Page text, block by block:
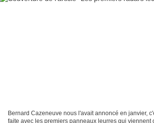
Bernard Cazeneuve nous l'avait annoncé en janvier,
faite avec les premiers panneaux leurres qui viennent